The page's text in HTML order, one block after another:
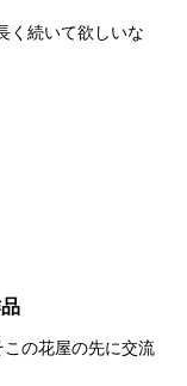
く続いて欲しいな
の花屋の先に交流